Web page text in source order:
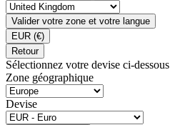
Valider votre zone et votre langue
EUR (€)
Retour
Sélectionnez votre devise ci-dessous
Zone géographique
Devise